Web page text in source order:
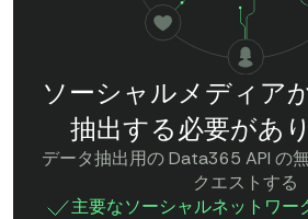
ソーシャルメディア
抽出する必要があ
データ抽出用の Data365 API の
クエストする
主要なソーシャルネットワー